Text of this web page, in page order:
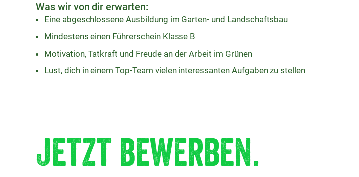
Was wir von dir erwarten:
Eine abgeschlossene Ausbildung im Garten- und Landschaftsbau
Mindestens einen Führerschein Klasse B
Motivation, Tatkraft und Freude an der Arbeit im Grünen
Lust, dich in einem Top-Team vielen interessanten Aufgaben zu stellen
Jetzt bewerben.